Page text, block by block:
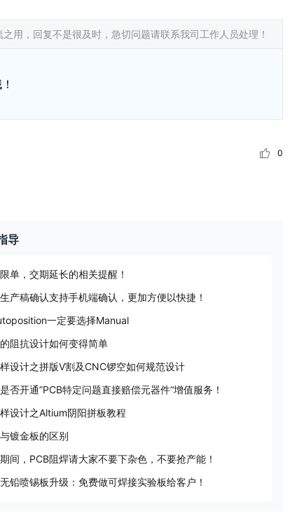
用，回复不是很及时，急切问题请联系我司工作人员处理！
0
导
单，交期延长的相关提醒！
产稿确认支持手机端确认，更加方便以快捷！
一定要选择Manual
阻抗设计如何变得简单
设计之拼版V割及CNC锣空如何规范设计
否开通”PCB特定问题直接赔偿元器件“增值服务！
设计之Altium阴阳拼板教程
镀金板的区别
间，PCB阻焊请大家不要下杂色，不要抢产能！
铅喷锡板升级：免费做可焊接实验板给客户！